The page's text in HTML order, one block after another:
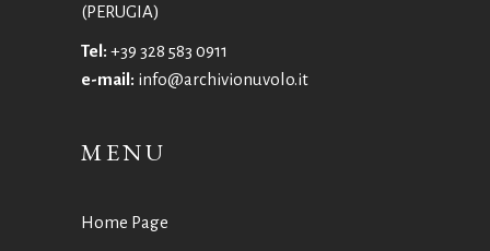
(PERUGIA)
Tel: +39 328 583 0911
e-mail: info@archivionuvolo.it
MENU
Home Page